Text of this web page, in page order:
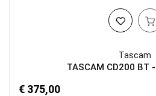
Tascam
TASCAM CD200 BT -
€ 375,00